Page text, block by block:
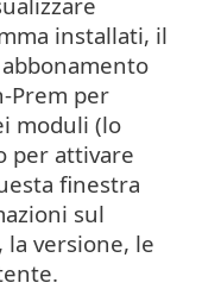
installati, il
Prem per
moduli (lo
per attivare
finestra
sul
la versione, le